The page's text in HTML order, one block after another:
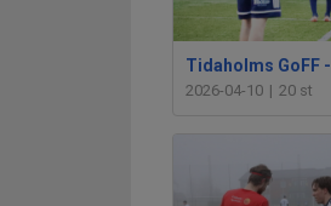
2026-04-10 | 20 st